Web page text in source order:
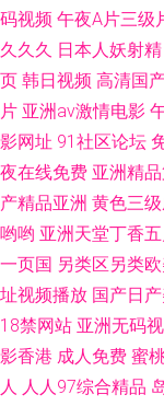
码视频 午夜A片三级
久久久 日本人妖射精
页 韩日视频 高清国
片 亚洲av激情电影
影网址 91社区论坛
夜在线免费 亚洲精
产精品亚洲 黄色三
哟哟 亚洲天堂丁香五
一页国 另类区另类
址视频播放 国产日
18禁网站 亚洲无码
影香港 成人免费 蜜
人 人人97综合精品